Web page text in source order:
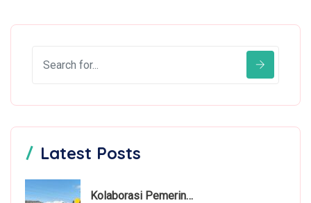
Latest Posts
Kolaborasi Pemerintah Dan Masyarakat Dalam Mengatasi Permasalahan Sampah